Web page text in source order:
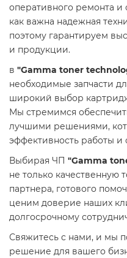
оперативного ремонта
как важна надежная
поэтому гарантируем
и продукции.
в "Gamma toner
необходимые запчасти
широкий выбор
Мы стремимся
лучшими решениями,
эффективность работы и
Выбирая ЧП "Gamma
не только качественную
партнера, готового
ценим доверие наших
долгосрочному
Свяжитесь с нами, и мы
решение для вашего